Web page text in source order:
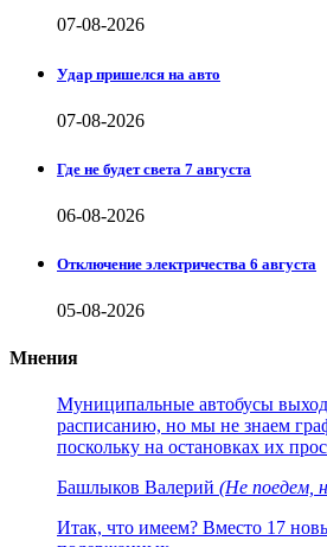
07-08-2026
Удар пришелся на авто
07-08-2026
Где не будет света 7 августа
06-08-2026
Отключение электричества 6 августа
05-08-2026
Мнения
Муниципальные автобусы
расписанию, но мы не знаем
поскольку на остановках их
Башлыков Валерий (Не поедем,
Итак, что имеем? Вместо 17